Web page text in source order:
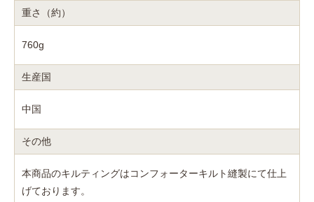
重さ（約）
760g
生産国
中国
その他
本商品のキルティングはコンフォーターキルト縫製にて仕上
げております。